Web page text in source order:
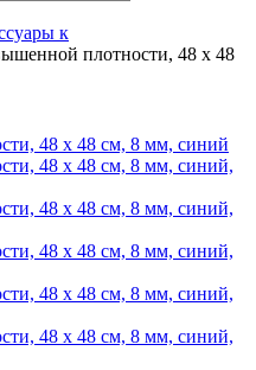
к
плотности, 48 х 48